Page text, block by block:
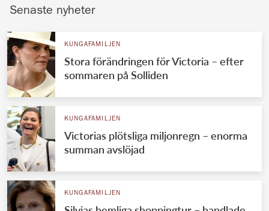
Senaste nyheter
KUNGAFAMILJEN
Stora förändringen för Victoria – efter
sommaren på Solliden
KUNGAFAMILJEN
Victorias plötsliga miljonregn – enorma
summan avslöjad
KUNGAFAMILJEN